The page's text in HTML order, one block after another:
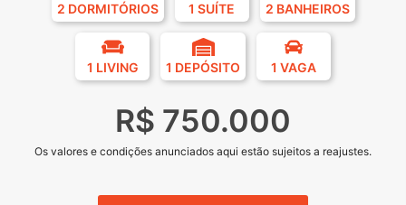
2 DORMITÓRIOS 1 SUÍTE 2 BANHEIROS
1 LIVING 1 DEPÓSITO 1 VAGA
R$ 750.000
Os valores e condições anunciados aqui estão sujeitos a reajustes.